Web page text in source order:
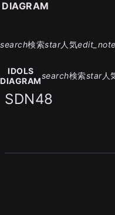
search検索star人気edit_note
IDOLS
DIAGRAM
search検索star人
SDN48